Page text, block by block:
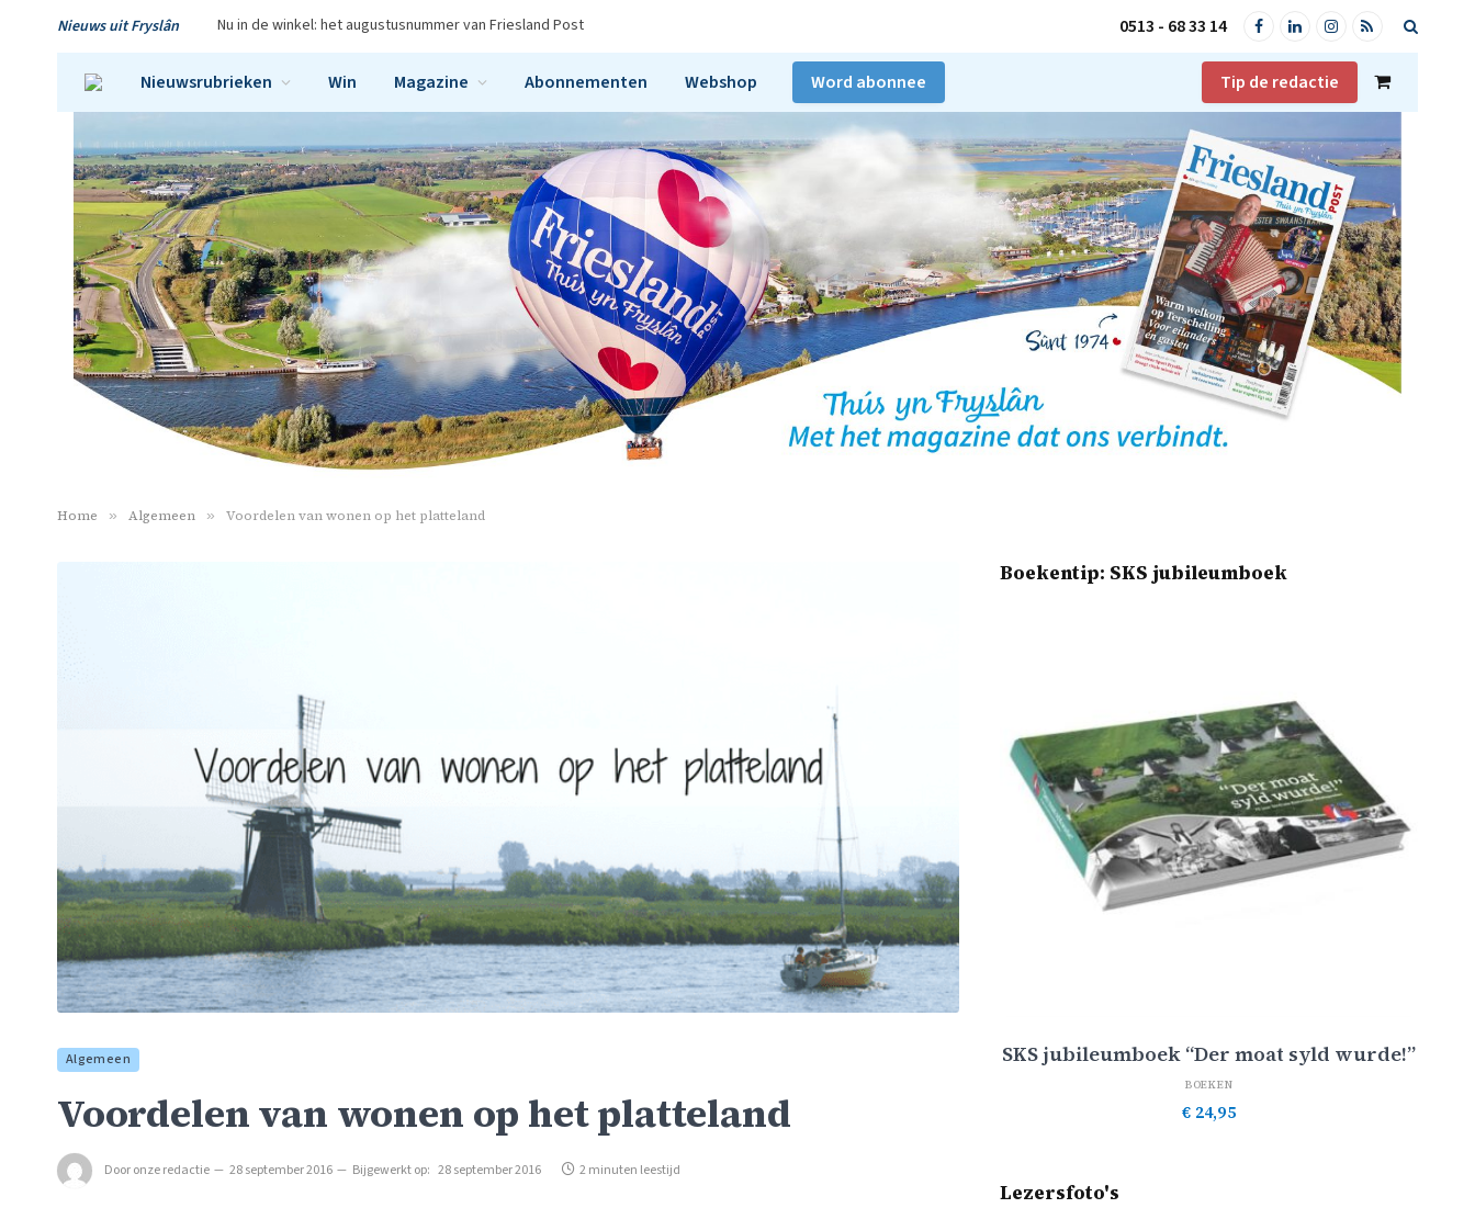
Nieuws uit Fryslân Nu in de winkel: het augustusnummer van Friesland Post 0513 - 68 33 14 FacebookLinkedInInstagram
RSS
Nieuwsrubrieken Win Magazine Abonnementen Webshop Word abonnee Tip de redactie
Shopping
Cart
Home » Algemeen » Voordelen van wonen op het platteland
Algemeen
Voordelen van wonen op het platteland
Dooronze redactie 28 september 2016 Bijgewerkt op: 28 september 2016 2 minuten leestijd
Boekentip: SKS jubileumboek
SKS jubileumboek “Der moat syld wurde!”
BOEKEN
€ 24,95
Lezersfoto's